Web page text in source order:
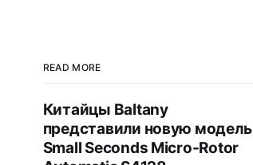
READ MORE
Китайцы Baltany
представили новую модель
Small Seconds Micro-Rotor